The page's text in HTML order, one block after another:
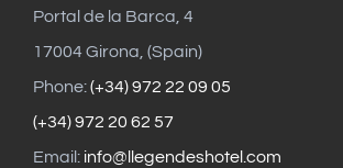
Portal de la Barca, 4
17004 Girona, (Spain)
Phone:(+34) 972 22 09 05
(+34) 972 20 62 57
Email: info@llegendeshotel.com